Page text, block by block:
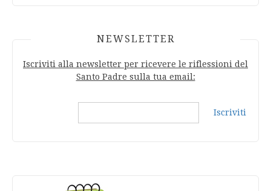
NEWSLETTER
Iscriviti alla newsletter per ricevere le riflessioni del
Santo Padre sulla tua email:
Iscriviti